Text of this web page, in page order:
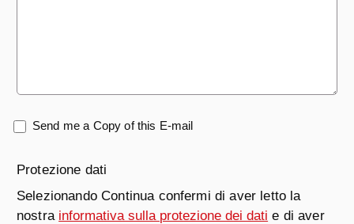
Send me a Copy of this E-mail
Protezione dati
Selezionando Continua confermi di aver letto la
nostra informativa sulla protezione dei dati e di aver